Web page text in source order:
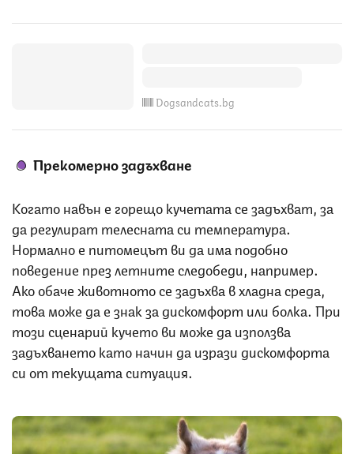
Dogsandcats.bg
Прекомерно задъхване
Когато навън е горещо кучетата се задъхват, за
да регулират телесната си температура.
Нормално е питомецът ви да има подобно
поведение през летните следобеди, например.
Ако обаче животното се задъхва в хладна среда,
това може да е знак за дискомфорт или болка. При
този сценарий кучето ви може да използва
задъхването като начин да изрази дискомфорта
си от текущата ситуация.